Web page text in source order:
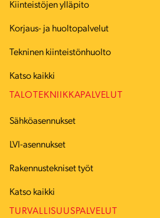
Kiinteistöjen ylläpito
Korjaus- ja huoltopalvelut
Tekninen kiinteistönhuolto
Katso kaikki
TALOTEKNIIKKAPALVELUT
Sähköasennukset
LVI-asennukset
Rakennustekniset työt
Katso kaikki
TURVALLISUUSPALVELUT